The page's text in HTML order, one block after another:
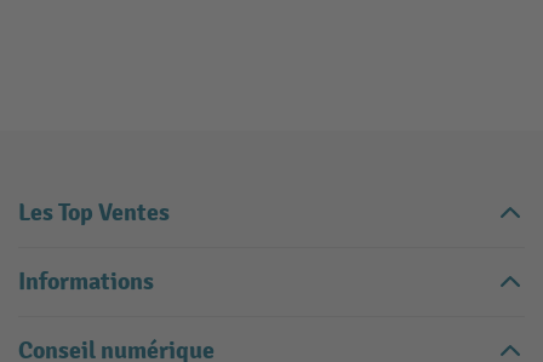
Les Top Ventes
Informations
Conseil numérique